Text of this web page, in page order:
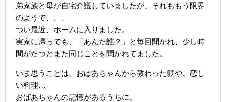
弟家族と母が自宅介護していましたが、それももう限界
のようで、、、
つい最近、ホームに入りました。
実家に帰っても、「あんた誰？」と毎回聞かれ、少し時
間がたつとまた同じことを聞かれてました。
いま思うことは、おばあちゃんから教わった躾や、恋し
い料理…
おばあちゃんの記憶があるうちに、